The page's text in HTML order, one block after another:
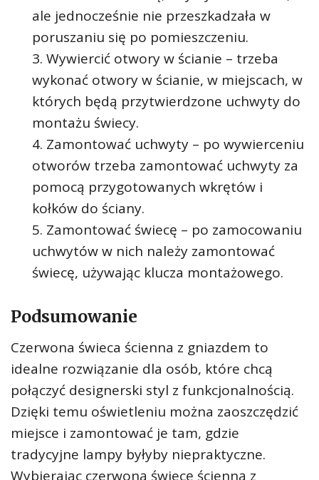
ale jednocześnie nie przeszkadzała w
poruszaniu się po pomieszczeniu.
Wywiercić otwory w ścianie – trzeba
wykonać otwory w ścianie, w miejscach, w
których będą przytwierdzone uchwyty do
montażu świecy.
Zamontować uchwyty – po wywierceniu
otworów trzeba zamontować uchwyty za
pomocą przygotowanych wkrętów i
kołków do ściany.
Zamontować świecę – po zamocowaniu
uchwytów w nich należy zamontować
świecę, używając klucza montażowego.
Podsumowanie
Czerwona świeca ścienna z gniazdem to
idealne rozwiązanie dla osób, które chcą
połączyć designerski styl z funkcjonalnością.
Dzięki temu oświetleniu można zaoszczędzić
miejsce i zamontować je tam, gdzie
tradycyjne lampy byłyby niepraktyczne.
Wybierając czerwoną świecę ścienną z